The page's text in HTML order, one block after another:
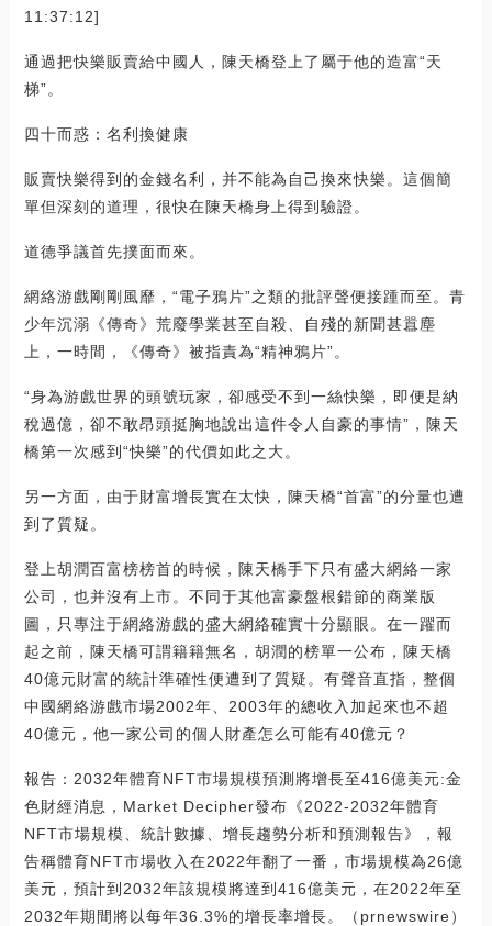
11:37:12]
通過把快樂販賣給中國人，陳天橋登上了屬于他的造富“天
梯”。
四十而惑：名利換健康
販賣快樂得到的金錢名利，并不能為自己換來快樂。這個簡
單但深刻的道理，很快在陳天橋身上得到驗證。
道德爭議首先撲面而來。
網絡游戲剛剛風靡，“電子鴉片”之類的批評聲便接踵而至。青
少年沉溺《傳奇》荒廢學業甚至自殺、自殘的新聞甚囂塵
上，一時間，《傳奇》被指責為“精神鴉片”。
“身為游戲世界的頭號玩家，卻感受不到一絲快樂，即便是納
稅過億，卻不敢昂頭挺胸地說出這件令人自豪的事情”，陳天
橋第一次感到“快樂”的代價如此之大。
另一方面，由于財富增長實在太快，陳天橋“首富”的分量也遭
到了質疑。
登上胡潤百富榜榜首的時候，陳天橋手下只有盛大網絡一家
公司，也并沒有上市。不同于其他富豪盤根錯節的商業版
圖，只專注于網絡游戲的盛大網絡確實十分顯眼。在一躍而
起之前，陳天橋可謂籍籍無名，胡潤的榜單一公布，陳天橋
40億元財富的統計準確性便遭到了質疑。有聲音直指，整個
中國網絡游戲市場2002年、2003年的總收入加起來也不超
40億元，他一家公司的個人財產怎么可能有40億元？
報告：2032年體育NFT市場規模預測將增長至416億美元:金
色財經消息，Market Decipher發布《2022-2032年體育
NFT市場規模、統計數據、增長趨勢分析和預測報告》，報
告稱體育NFT市場收入在2022年翻了一番，市場規模為26億
美元，預計到2032年該規模將達到416億美元，在2022年至
2032年期間將以每年36.3%的增長率增長。（prnewswire）